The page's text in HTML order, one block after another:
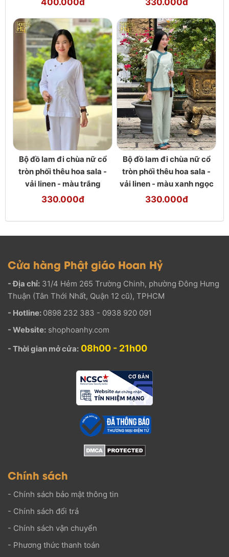
Bộ đồ lam đi chùa nữ cổ
tròn phối thêu hoa sala -
vải linen - màu trắng
330.000đ
Bộ đồ lam đi chùa nữ cổ
tròn phối thêu hoa sala -
vải linen - màu xanh ngọc
330.000đ
Cửa hàng Phật giáo Hoan Hỷ
- Địa chỉ: 31/4 Hẻm 265 Trường Chinh, phường Đông Hưng
Thuận (Tân Thới Nhất, Quận 12 cũ), TPHCM
- Hotline: 0898 232 383 - 0938 920 091
- Website: shophoanhy.com
- Thời gian mở cửa: 08h00 - 21h00
Chính sách
- Chính sách bảo mật thông tin
- Chính sách đổi trả
- Chính sách vận chuyển
- Phương thức thanh toán